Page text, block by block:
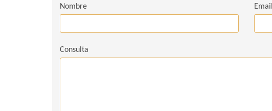
Nombre Email
Consulta